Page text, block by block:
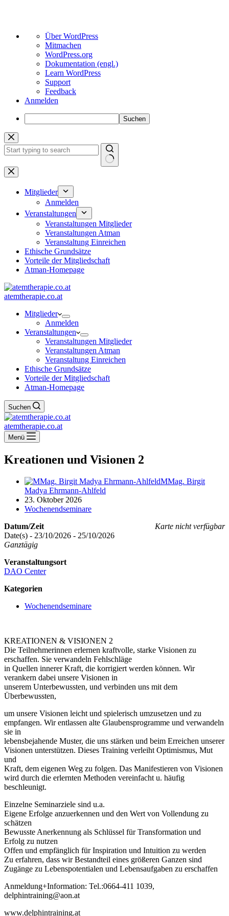
Über
WordPress
Über WordPress
Mitmachen
WordPress.org
Dokumentation (engl.)
Learn WordPress
Support
Feedback
Anmelden
Suchen
Zum
Inhalt
springen
Keine
Ergebnisse
Mitglieder
Anmelden
Veranstaltungen
Veranstaltungen Mitglieder
Veranstaltungen Atman
Veranstaltung Einreichen
Ethische Grundsätze
Vorteile der Mitgliedschaft
Atman-Homepage
atemtherapie.co.at
Mitglieder
Anmelden
Veranstaltungen
Veranstaltungen Mitglieder
Veranstaltungen Atman
Veranstaltung Einreichen
Ethische Grundsätze
Vorteile der Mitgliedschaft
Atman-Homepage
Suchen
atemtherapie.co.at
Menü
Kreationen und Visionen 2
MMag. Birgit
Madya Ehrmann-Ahlfeld
23. Oktober 2026
Wochenendseminare
Karte nicht verfügbar
Datum/Zeit
Date(s) - 23/10/2026 - 25/10/2026
Ganztägig
Veranstaltungsort
DAO Center
Kategorien
Wochenendseminare
KREATIONEN & VISIONEN 2
Die Teilnehmerinnen erlernen kraftvolle, starke Visionen zu
erschaffen. Sie verwandeln Fehlschläge
in Quellen innerer Kraft, die korrigiert werden können. Wir
verankern dabei unsere Visionen in
unserem Unterbewussten, und verbinden uns mit dem
Überbewussten,
um unsere Visionen leicht und spielerisch umzusetzen und zu
empfangen. Wir entlassen alte Glaubensprogramme und verwandeln
sie in
lebensbejahende Muster, die uns stärken und beim Erreichen unserer
Visionen unterstützen. Dieses Training verleiht Optimismus, Mut
und
Kraft, dem eigenen Weg zu folgen. Das Manifestieren von Visionen
wird durch die erlernten Methoden vereinfacht u. häufig
beschleunigt.
Einzelne Seminarziele sind u.a.
Eigene Erfolge anzuerkennen und den Wert von Vollendung zu
schätzen
Bewusste Anerkennung als Schlüssel für Transformation und
Erfolg zu nutzen
Offen und empfänglich für Inspiration und Intuition zu werden
Zu erfahren, dass wir Bestandteil eines größeren Ganzen sind
Zugänge zu Lebenspotentialen und Lebensaufgaben zu erschaffen
Anmeldung+Information: Tel.:0664-411 1039,
delphintraining@aon.at
www.delphintraining.at